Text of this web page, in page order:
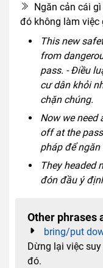
Ngăn cản cái
đó không làm
This new
from
pass. - Điều
cư dân khỏi
chặn chúng.
Now we need
off at the
pháp để
They headed
đón đầu ý
Other phrases
bring/put
Dừng lại việc
đó.